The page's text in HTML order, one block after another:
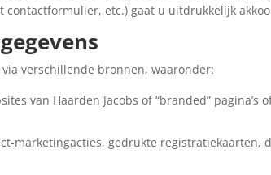
etc.) gaat u uitdrukkelijk
via verschillende bronnen, waaronder:
van Haarden Jacobs of “branded”
marketingacties, gedrukte